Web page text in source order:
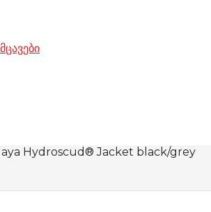
Hydroscud® Jacket black/grey